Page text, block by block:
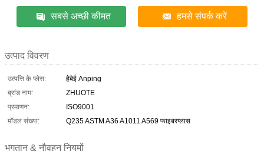
सबसे अच्छी कीमत हमसे संपर्क करें
उत्पाद विवरण
उत्पत्ति के प्लेस:
हेबेई Anping
ब्रांड नाम:
ZHUOTE
प्रमाणन:
ISO9001
मॉडल संख्या:
Q235 ASTM A36 A1011 A569 फाइबरग्लास
भुगतान & नौवहन नियमों